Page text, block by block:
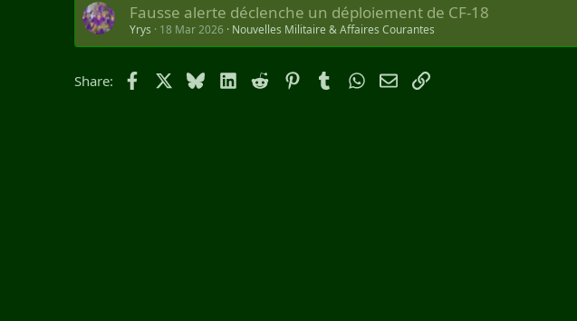
Fausse alerte déclenche un déploiement de CF-18
Yrys 18 Mar 2026 Nouvelles Militaire & Affaires Courantes
Share: Facebook BlueskyLinkedIn
Reddit PinterestTumblrWhatsApp
EmailLink